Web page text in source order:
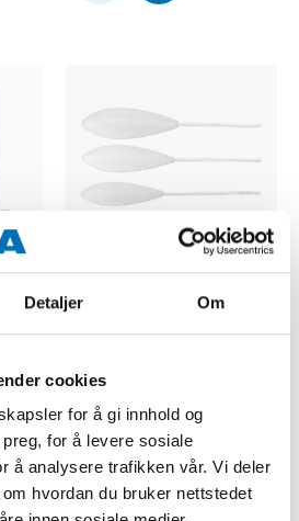
Detaljer Om
cookies
for å gi innhold og
for å levere sosiale
å analysere trafikken vår. Vi deler
hvordan du bruker nettstedet
st
49
Casting Bobbers, 25 g,
40-080
In stock in65store